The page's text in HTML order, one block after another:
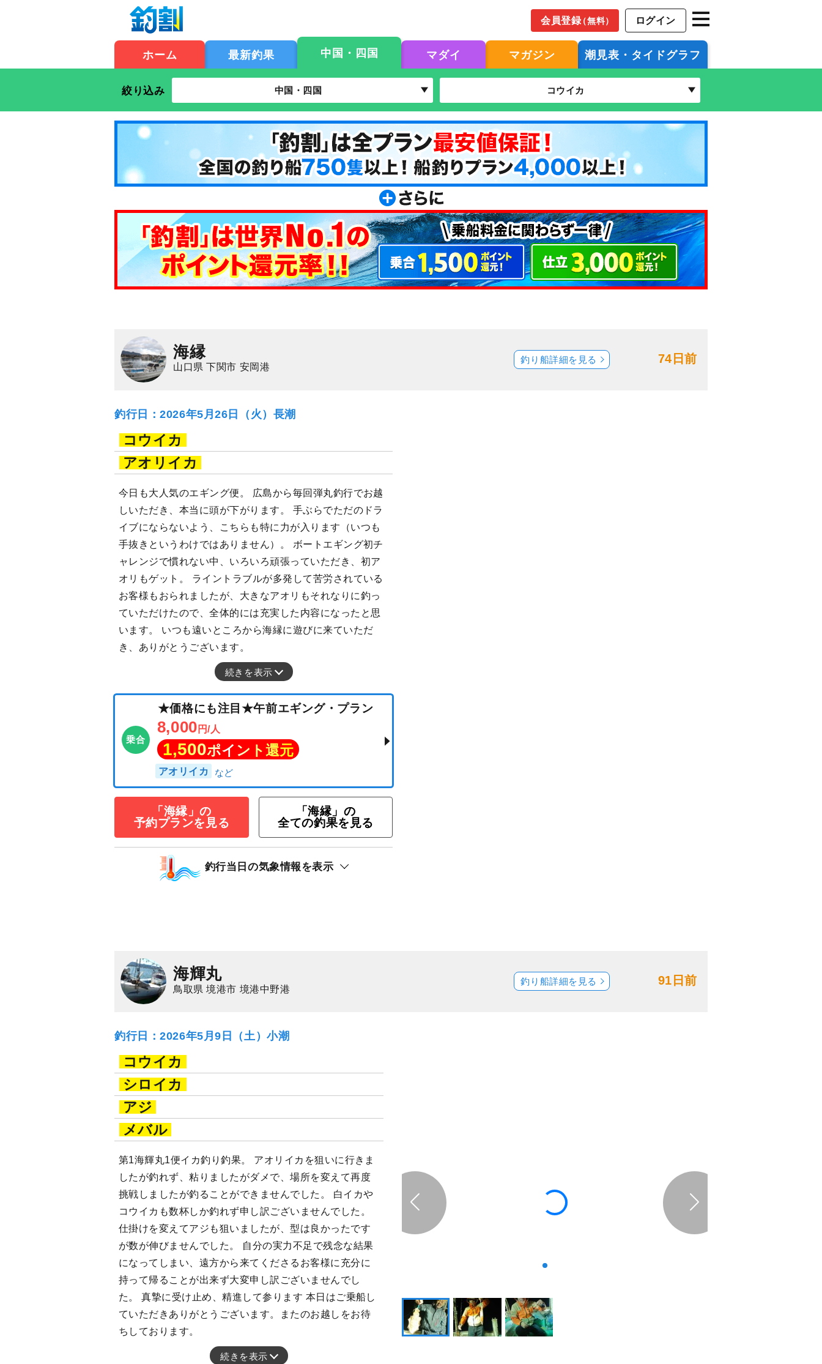
会員登録（無料） ログイン
ホーム 最新釣果 中国・四国 マダイ マガジン 潮見表・タイドグラフ
絞り込み 中国・四国 コウイカ
海縁
山口県 下関市 安岡港
74日前
釣り船詳細を見る
釣行日：2026年5月26日（火）長潮
コウイカ
アオリイカ
今日も大人気のエギング便。 広島から毎回弾丸釣行でお越
しいただき、本当に頭が下がります。 手ぶらでただのドラ
イブにならないよう、こちらも特に力が入ります（いつも
手抜きというわけではありません）。 ボートエギング初チ
ャレンジで慣れない中、いろいろ頑張っていただき、初ア
オリもゲット。 ライントラブルが多発して苦労されている
お客様もおられましたが、大きなアオリもそれなりに釣っ
ていただけたので、全体的には充実した内容になったと思
います。 いつも遠いところから海縁に遊びに来ていただ
き、ありがとうございます。
続きを表示
★価格にも注目★午前エギング・プラン
8,000
1,500ポイント還元
アオリイカ
「海縁」の
予約プランを見る
「海縁」の
全ての釣果を見る
釣行当日の気象情報を表示
海輝丸
鳥取県 境港市 境港中野港
91日前
釣り船詳細を見る
釣行日：2026年5月9日（土）小潮
コウイカ
シロイカ
アジ
メバル
第1海輝丸1便イカ釣り釣果。 アオリイカを狙いに行きま
したが釣れず、粘りましたがダメで、場所を変えて再度
挑戦しましたが釣ることができませんでした。 白イカや
コウイカも数杯しか釣れず申し訳ございませんでした。
仕掛けを変えてアジも狙いましたが、型は良かったです
が数が伸びませんでした。 自分の実力不足で残念な結果
になってしまい、遠方から来てくださるお客様に充分に
持って帰ることが出来ず大変申し訳ございませんでし
た。 真摯に受け止め、精進して参ります 本日はご乗船し
ていただきありがとうございます。またのお越しをお待
ちしております。
続きを表示